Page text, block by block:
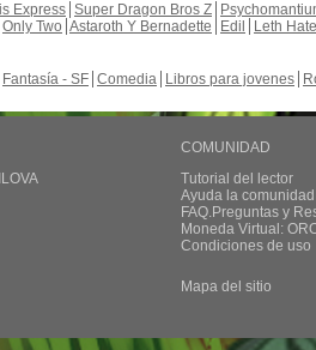
Express Super Dragon Bros Z
Only Two Astaroth Y Bernadette Edil
Leth Hate
Fantasía - SF Comedia Libros para jovenes
COMUNIDAD
Tutorial del lector
Ayuda la
FAQ.Preguntas y
Moneda Virtual:
Condiciones de uso
Mapa del sitio